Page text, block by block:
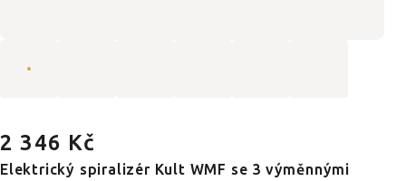
2 346 Kč
Elektrický spiralizér Kult WMF se 3 výměnnými